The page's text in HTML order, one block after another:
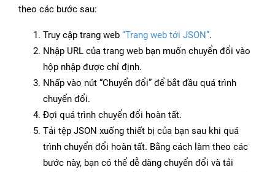
theo các bước sau:
Truy cập trang web “Trang web tới JSON”.
Nhập URL của trang web bạn muốn chuyển đổi vào
hộp nhập được chỉ định.
Nhấp vào nút “Chuyển đổi” để bắt đầu quá trình
chuyển đổi.
Đợi quá trình chuyển đổi hoàn tất.
Tải tệp JSON xuống thiết bị của bạn sau khi quá
trình chuyển đổi hoàn tất. Bằng cách làm theo các
bước này, bạn có thể dễ dàng chuyển đổi và tải